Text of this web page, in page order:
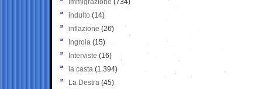
Immigrazione (734)
indulto (14)
inflazione (26)
Ingroia (15)
Interviste (16)
la casta (1.394)
La Destra (45)